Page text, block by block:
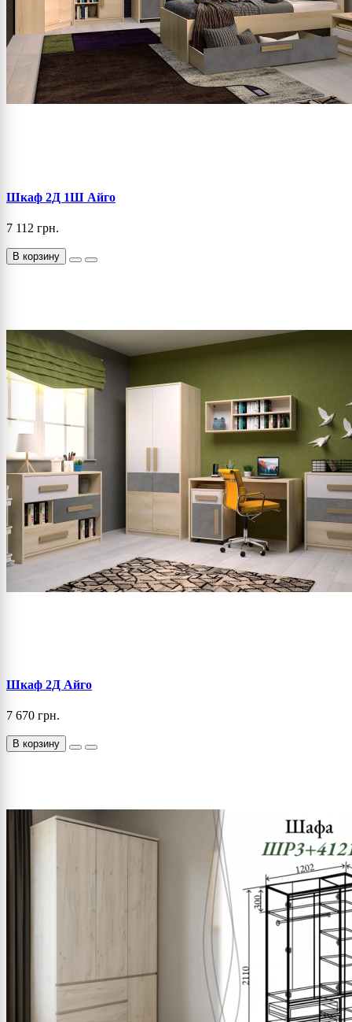
Шкаф 2Д 1Ш Айго
7 112 грн.
В корзину
Шкаф 2Д Айго
7 670 грн.
В корзину